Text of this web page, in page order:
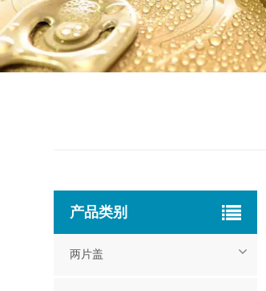
产品类别
两片盖